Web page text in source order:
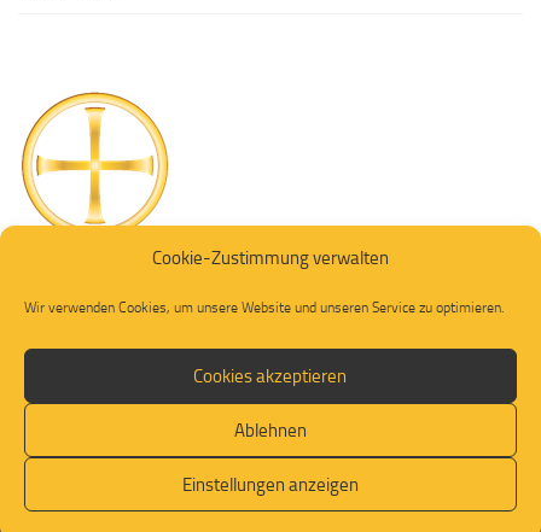
Cookie-Zustimmung verwalten
Wir verwenden Cookies, um unsere Website und unseren Service zu optimieren.
Cookies akzeptieren
Ablehnen
Einstellungen anzeigen